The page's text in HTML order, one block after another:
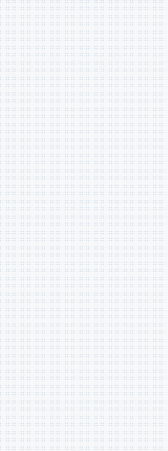
CON UN NUOVO CUORE SOLIDALE